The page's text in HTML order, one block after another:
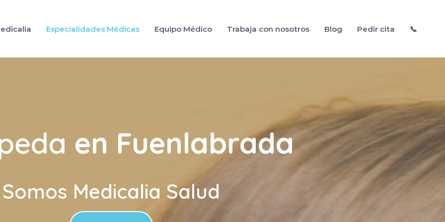
Especialidades Médicas Equipo Médico Trabaja con nosotros Blog Pedir cita 📞
en Fuenlabrada
Somos Medicalia Salud